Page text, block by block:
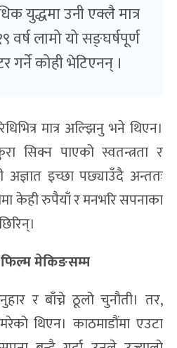
युद्धमा उनी एक्लै मात्र
लामो यो सङ्घर्षपूर्ण
गर्ने कोही भेटिएनन् ।
मात्र अल्झिनु भने थिएन।
सिक्न पाएको स्वतन्त्रता र
अज्ञात इच्छा पछ्याउँदै अन्ततः
केही रुपैयाँ र मनभरि सपनाका
मेकिङसम्म
र बाँच्ने ठूलो चुनौती। तर,
थिएन। काठमाडौंमा एउटा